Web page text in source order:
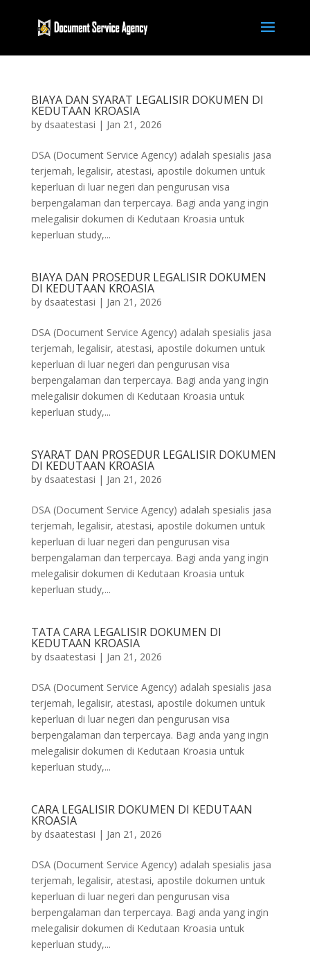
BIAYA DAN SYARAT LEGALISIR DOKUMEN DI
KEDUTAAN KROASIA
by dsaatestasi | Jan 21, 2026
DSA (Document Service Agency) adalah spesialis jasa
terjemah, legalisir, atestasi, apostile dokumen untuk
keperluan di luar negeri dan pengurusan visa
berpengalaman dan terpercaya. Bagi anda yang ingin
melegalisir dokumen di Kedutaan Kroasia untuk
keperluan study,...
BIAYA DAN PROSEDUR LEGALISIR DOKUMEN
DI KEDUTAAN KROASIA
by dsaatestasi | Jan 21, 2026
DSA (Document Service Agency) adalah spesialis jasa
terjemah, legalisir, atestasi, apostile dokumen untuk
keperluan di luar negeri dan pengurusan visa
berpengalaman dan terpercaya. Bagi anda yang ingin
melegalisir dokumen di Kedutaan Kroasia untuk
keperluan study,...
SYARAT DAN PROSEDUR LEGALISIR DOKUMEN
DI KEDUTAAN KROASIA
by dsaatestasi | Jan 21, 2026
DSA (Document Service Agency) adalah spesialis jasa
terjemah, legalisir, atestasi, apostile dokumen untuk
keperluan di luar negeri dan pengurusan visa
berpengalaman dan terpercaya. Bagi anda yang ingin
melegalisir dokumen di Kedutaan Kroasia untuk
keperluan study,...
TATA CARA LEGALISIR DOKUMEN DI
KEDUTAAN KROASIA
by dsaatestasi | Jan 21, 2026
DSA (Document Service Agency) adalah spesialis jasa
terjemah, legalisir, atestasi, apostile dokumen untuk
keperluan di luar negeri dan pengurusan visa
berpengalaman dan terpercaya. Bagi anda yang ingin
melegalisir dokumen di Kedutaan Kroasia untuk
keperluan study,...
CARA LEGALISIR DOKUMEN DI KEDUTAAN
KROASIA
by dsaatestasi | Jan 21, 2026
DSA (Document Service Agency) adalah spesialis jasa
terjemah, legalisir, atestasi, apostile dokumen untuk
keperluan di luar negeri dan pengurusan visa
berpengalaman dan terpercaya. Bagi anda yang ingin
melegalisir dokumen di Kedutaan Kroasia untuk
keperluan study,...